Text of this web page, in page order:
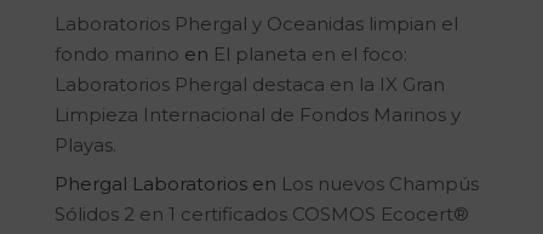
Laboratorios Phergal y Oceanidas limpian el
fondo marino en El planeta en el foco:
Laboratorios Phergal destaca en la IX Gran
Limpieza Internacional de Fondos Marinos y
Playas.
Phergal Laboratoriosen Los nuevos Champús
Sólidos 2 en 1 certificados COSMOS Ecocert®